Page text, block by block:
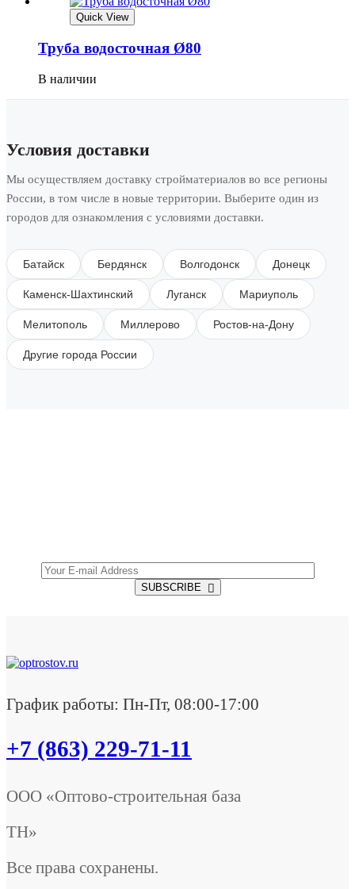
Quick View
Труба водосточная Ø80
В наличии
Условия доставки
Мы осуществляем доставку стройматериалов во все регионы
России, в том числе в новые территории. Выберите один из
городов для ознакомления с условиями доставки.
Батайск Бердянск Волгодонск Донецк
Каменск-Шахтинский Луганск Мариуполь
Мелитополь Миллерово Ростов-на-Дону
Другие города России
SUBSCRIBE
График работы: Пн-Пт, 08:00-17:00
+7 (863) 229-71-11
ООО «Оптово-строительная база
ТН»
Все права сохранены.